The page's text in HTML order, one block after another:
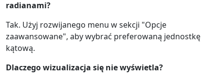
radianami?
Tak. Użyj rozwijanego menu w sekcji "Opcje
zaawansowane", aby wybrać preferowaną jednostkę
kątową.
Dlaczego wizualizacja się nie wyświetla?